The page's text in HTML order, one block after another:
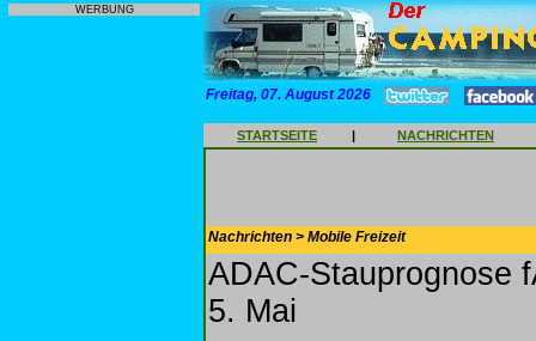
WERBUNG
Freitag, 07. August 2026
STARTSEITE | NACHRICHTEN
Nachrichten > Mobile Freizeit
ADAC-Stauprognose
5. Mai